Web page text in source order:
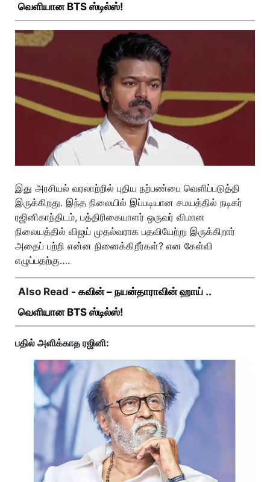
வெளியான BTS ஸ்டில்ஸ்!
இது அரசியல் வரலாற்றில் புதிய நற்பண்பை வெளிப்படுத்தி
இருக்கிறது. இந்த நிலையில் இப்படியான சமயத்தில் நடிகர்
ரஜினிகாந்திடம், பத்திரிகையாளர் ஒருவர் விமான
நிலையத்தில் விஜய் முதல்வராக பதவியேற்று இருக்கிறார்
அதைப் பற்றி என்ன நினைக்கிறீர்கள்? என கேள்வி
எழுப்பதற்கு….
Also Read - கவின் – நயன்தாராவின் ஹாய் ..
வெளியான BTS ஸ்டில்ஸ்!
பதில் அளிக்காத ரஜினி: